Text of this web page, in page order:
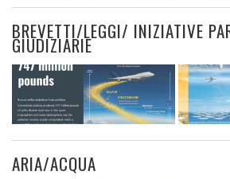
BREVETTI/LEGGI/ INIZIATIVE
GIUDIZIARIE
ARIA/ACQUA